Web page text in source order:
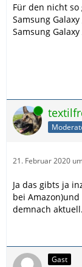
Für den nicht
Samsung
Samsung
Online
21. Februar 2020
Ja das gibts ja
bei
demnach
Gast